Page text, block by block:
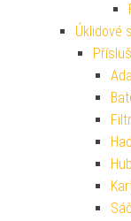
Úklidové